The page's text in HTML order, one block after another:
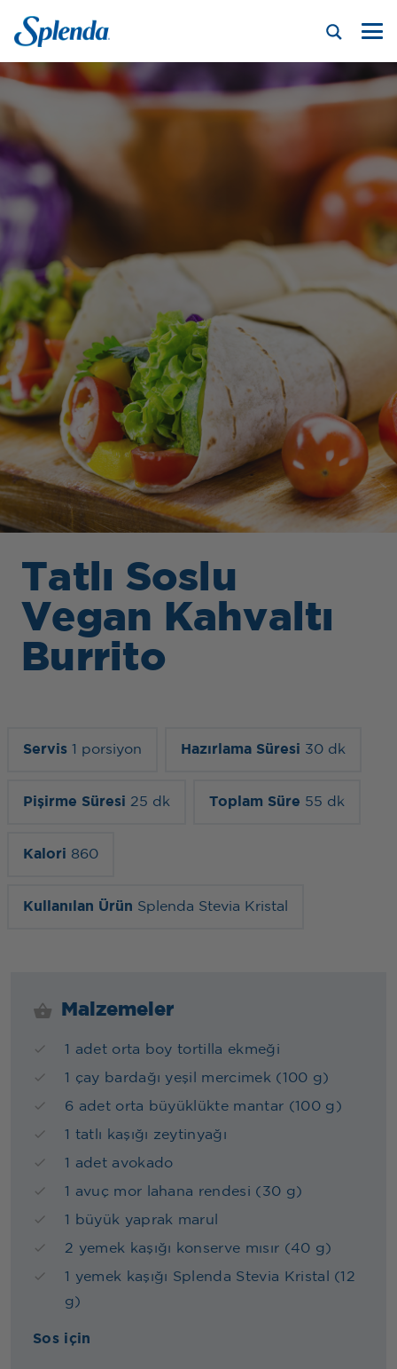
Tatlı Soslu
Vegan Kahvaltı
Burrito
Servis 1 porsiyon Hazırlama Süresi 30 dk
Pişirme Süresi 25 dk Toplam Süre 55 dk
Kalori 860
Kullanılan Ürün Splenda Stevia Kristal
Malzemeler
1 adet orta boy tortilla ekmeği
1 çay bardağı yeşil mercimek (100 g)
6 adet orta büyüklükte mantar (100 g)
1 tatlı kaşığı zeytinyağı
1 adet avokado
1 avuç mor lahana rendesi (30 g)
1 büyük yaprak marul
2 yemek kaşığı konserve mısır (40 g)
1 yemek kaşığı Splenda Stevia Kristal (12
g)
Sos için